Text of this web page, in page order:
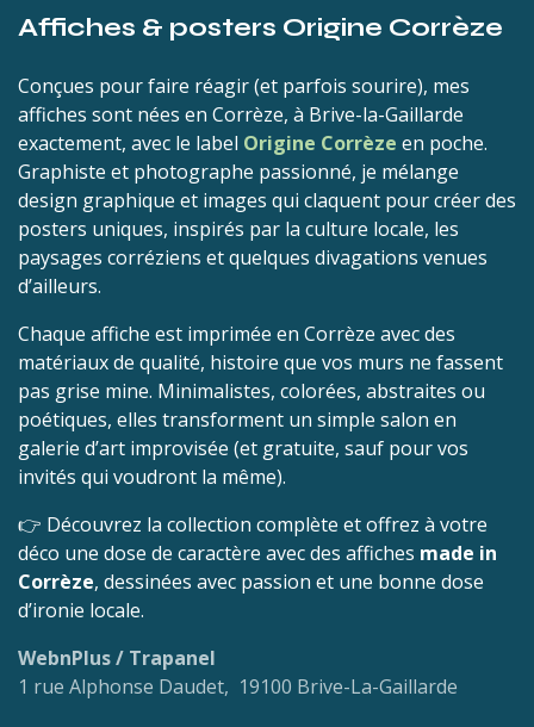
Affiches & posters Origine Corrèze
Conçues pour faire réagir (et parfois sourire), mes
affiches sont nées en Corrèze, à Brive-la-Gaillarde
exactement, avec le label Origine Corrèze en poche.
Graphiste et photographe passionné, je mélange
design graphique et images qui claquent pour créer des
posters uniques, inspirés par la culture locale, les
paysages corréziens et quelques divagations venues
d’ailleurs.
Chaque affiche est imprimée en Corrèze avec des
matériaux de qualité, histoire que vos murs ne fassent
pas grise mine. Minimalistes, colorées, abstraites ou
poétiques, elles transforment un simple salon en
galerie d’art improvisée (et gratuite, sauf pour vos
invités qui voudront la même).
👉 Découvrez la collection complète et offrez à votre
déco une dose de caractère avec des affiches made in
Corrèze, dessinées avec passion et une bonne dose
d’ironie locale.
WebnPlus / Trapanel
1 rue Alphonse Daudet, 19100 Brive-La-Gaillarde